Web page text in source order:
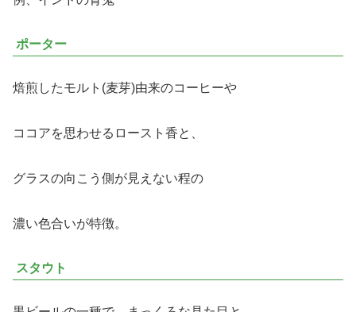
ポーター
焙煎したモルト(麦芽)由来のコーヒーや
ココアを思わせるロースト香と、
グラスの向こう側が見えない程の
濃い色合いが特徴。
スタウト